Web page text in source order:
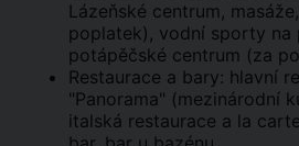
Lázeňské centrum,
poplatek), vodní sporty na
potápěčské centrum (za
Restaurace a bary: hlavní
"Panorama" (mezinárodní
italská restaurace a la